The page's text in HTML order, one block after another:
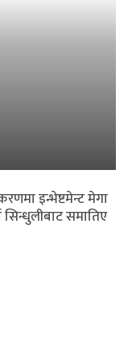
इन्भेष्टमेन्ट मेगा
समातिए